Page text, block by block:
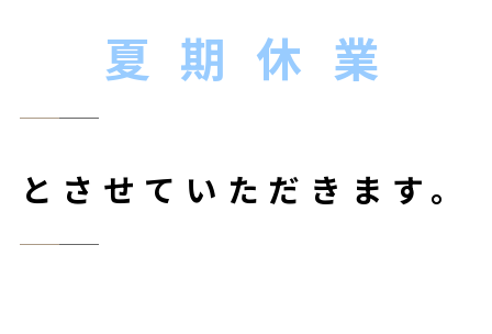
夏 期 休 業
とさせていただきます。